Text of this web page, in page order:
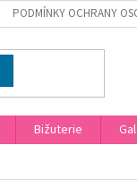
PODMÍNKY OCHRANY
Bižuterie